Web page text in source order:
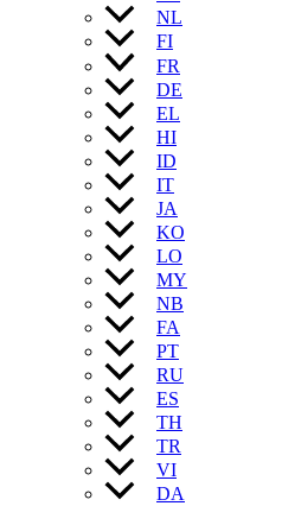
NL
FI
FR
DE
EL
HI
ID
IT
JA
KO
LO
MY
NB
FA
PT
RU
ES
TH
TR
VI
DA